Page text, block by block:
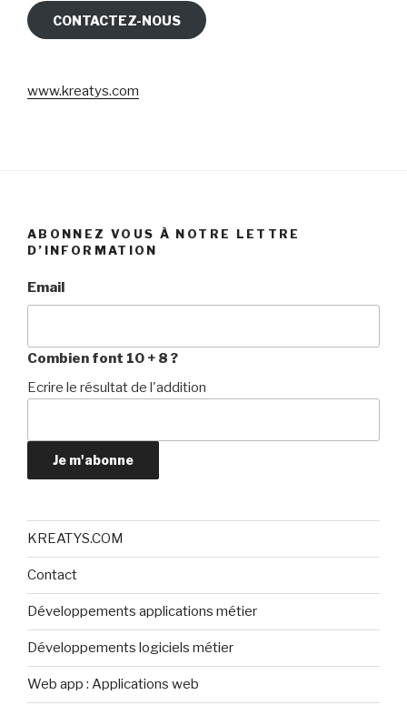
CONTACTEZ-NOUS
www.kreatys.com
ABONNEZ VOUS À NOTRE LETTRE
D’INFORMATION
Email
Combien font 10 + 8 ?
Ecrire le résultat de l'addition
Je m'abonne
KREATYS.COM
Contact
Développements applications métier
Développements logiciels métier
Web app : Applications web